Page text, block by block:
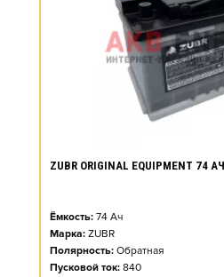
ZUBR ORIGINAL EQUIPMENT 74
Ёмкость: 74 Ач
Марка: ZUBR
Полярность: Обратная
Пусковой ток: 840